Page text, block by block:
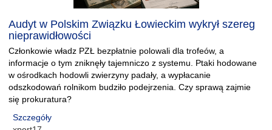
Audyt w Polskim Związku Łowieckim wykrył szereg
nieprawidłowości
Członkowie władz PZŁ bezpłatnie polowali dla trofeów, a
informacje o tym zniknęły tajemniczo z systemu. Ptaki hodowane
w ośrodkach hodowli zwierzyny padały, a wypłacanie
odszkodowań rolnikom budziło podejrzenia. Czy sprawą zajmie
się prokuratura?
Szczegóły